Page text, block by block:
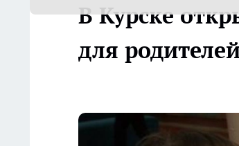
В Курске
для